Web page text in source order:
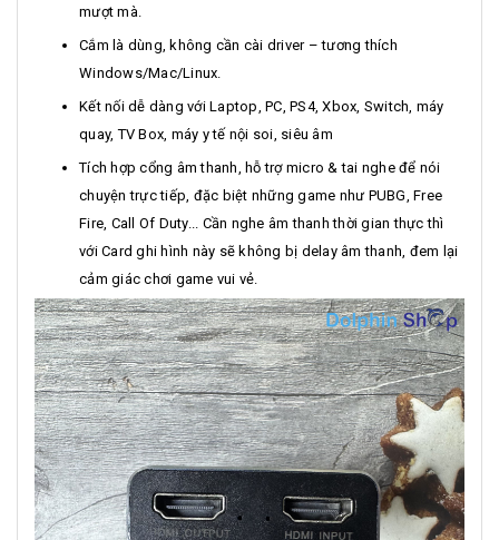
mượt mà.
Cắm là dùng, không cần cài driver – tương thích
Windows/Mac/Linux.
Kết nối dễ dàng với Laptop, PC, PS4, Xbox, Switch, máy
quay, TV Box, máy y tế nội soi, siêu âm
Tích hợp cổng âm thanh, hỗ trợ micro & tai nghe để nói
chuyện trực tiếp, đặc biệt những game như PUBG, Free
Fire, Call Of Duty... Cần nghe âm thanh thời gian thực thì
với Card ghi hình này sẽ không bị delay âm thanh, đem lại
cảm giác chơi game vui vẻ.